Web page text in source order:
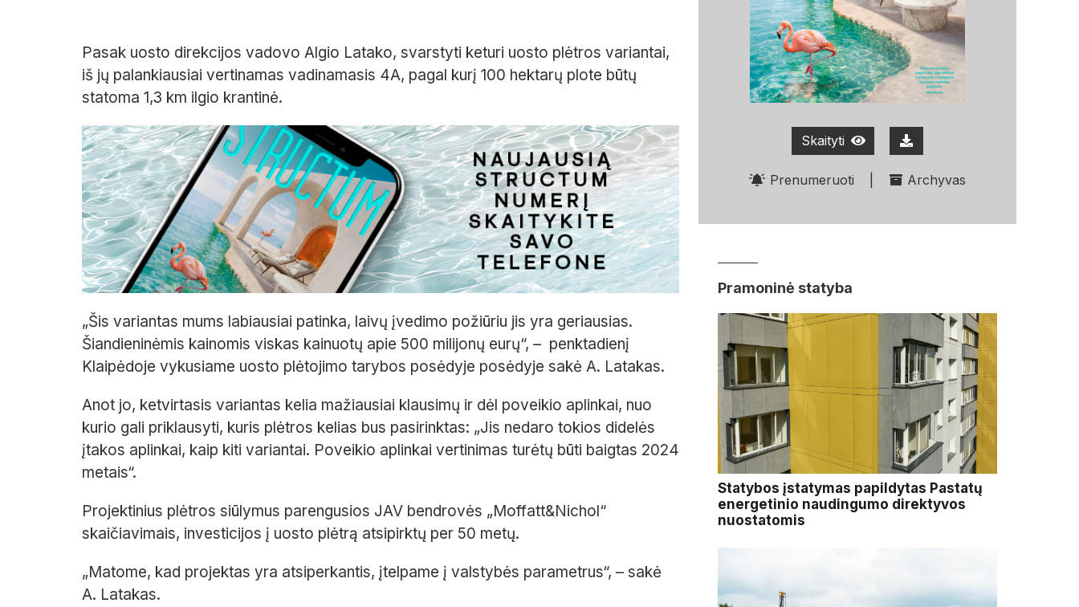
Pasak uosto direkcijos vadovo Algio Latako, svarstyti keturi uosto plėtros variantai,
iš jų palankiausiai vertinamas vadinamasis 4A, pagal kurį 100 hektarų plote būtų
statoma 1,3 km ilgio krantinė.
„Šis variantas mums labiausiai patinka, laivų įvedimo požiūriu jis yra geriausias.
Šiandieninėmis kainomis viskas kainuotų apie 500 milijonų eurų“, – penktadienį
Klaipėdoje vykusiame uosto plėtojimo tarybos posėdyje posėdyje sakė A. Latakas.
Anot jo, ketvirtasis variantas kelia mažiausiai klausimų ir dėl poveikio aplinkai, nuo
kurio gali priklausyti, kuris plėtros kelias bus pasirinktas: „Jis nedaro tokios didelės
įtakos aplinkai, kaip kiti variantai. Poveikio aplinkai vertinimas turėtų būti baigtas 2024
metais“.
Projektinius plėtros siūlymus parengusios JAV bendrovės „Moffatt&Nichol“
skaičiavimais, investicijos į uosto plėtrą atsipirktų per 50 metų.
„Matome, kad projektas yra atsiperkantis, įtelpame į valstybės parametrus“, – sakė
A. Latakas.
Skaityti
Prenumeruoti Archyvas
Pramoninė statyba
Statybos įstatymas papildytas Pastatų
energetinio naudingumo direktyvos
nuostatomis